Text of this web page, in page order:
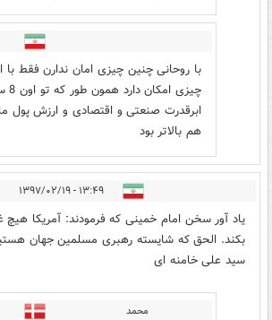
با روحانی چنین چیزی امان ندارن فقط با
ابرقدرت صنعتی و اقتصادی و ارزش پول
هم بالاتر بود
۱۳:۴۹ - ۱۳۹۷/۰۲/۱۹
یاد آور سخن امام خمینی که فرمودند: آمریکا هیچ
بکند. الحق که شایسته رهبری مسلمین جهان
سید علی خامنه ای
محمد